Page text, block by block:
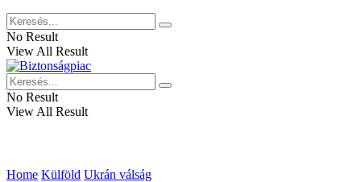
No Result
View All Result
No Result
View All Result
Home Külföld Ukrán válság